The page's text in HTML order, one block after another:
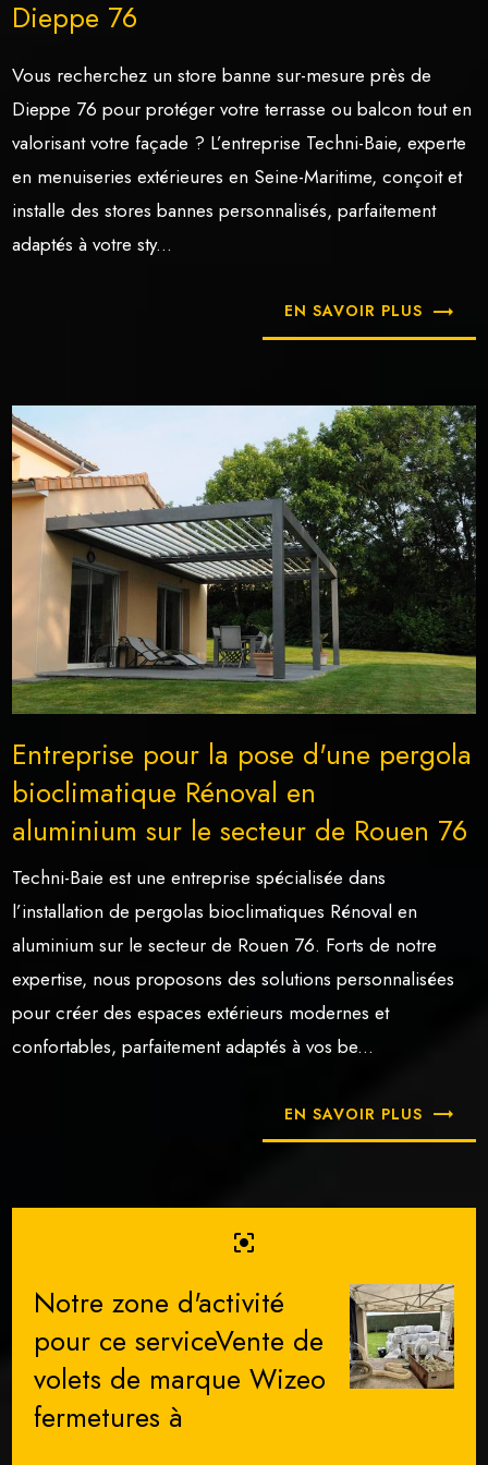
Dieppe 76
Vous recherchez un store banne sur-mesure près de
Dieppe 76 pour protéger votre terrasse ou balcon tout en
valorisant votre façade ? L’entreprise Techni-Baie, experte
en menuiseries extérieures en Seine-Maritime, conçoit et
installe des stores bannes personnalisés, parfaitement
adaptés à votre sty...
EN SAVOIR PLUS
Entreprise pour la pose d'une pergola
bioclimatique Rénoval en
aluminium sur le secteur de Rouen 76
Techni-Baie est une entreprise spécialisée dans
l’installation de pergolas bioclimatiques Rénoval en
aluminium sur le secteur de Rouen 76. Forts de notre
expertise, nous proposons des solutions personnalisées
pour créer des espaces extérieurs modernes et
confortables, parfaitement adaptés à vos be...
EN SAVOIR PLUS
center_focus_strong
Notre zone d'activité
pour ce serviceVente de
volets de marque Wizeo
fermetures à